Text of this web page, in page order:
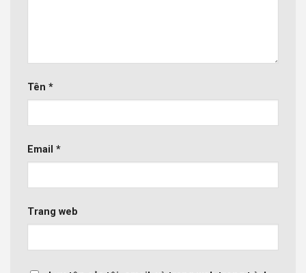
Tên *
Email *
Trang web